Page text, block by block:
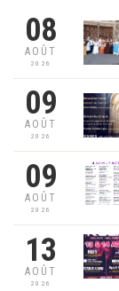
08
AOÛT
2026
09
AOÛT
2026
09
AOÛT
2026
13
AOÛT
2026